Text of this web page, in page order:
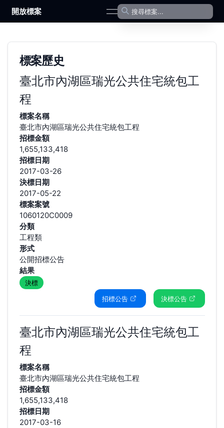
開放標案 open navigation menu
標案歷史
臺北市內湖區瑞光公共住宅統包工
程
標案名稱
臺北市內湖區瑞光公共住宅統包工程
招標金額
1,655,133,418
招標日期
2017-03-26
決標日期
2017-05-22
標案案號
1060120C0009
分類
工程類
形式
公開招標公告
結果
決標
招標公告
決標公告
臺北市內湖區瑞光公共住宅統包工
程
標案名稱
臺北市內湖區瑞光公共住宅統包工程
招標金額
1,655,133,418
招標日期
2017-03-16